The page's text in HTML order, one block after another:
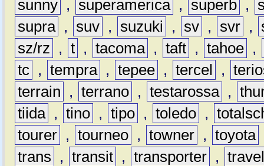
sunny , superamerica , superb ,
supra , suv , suzuki , sv , svr ,
sz/rz
, t , tacoma , taft , tahoe ,
tc , tempra , tepee , tercel ,
terrain
, terrano , testarossa ,
tiida , tino , tipo , toledo ,
tourer , tourneo , towner , toyota
trans
, transit , transporter ,